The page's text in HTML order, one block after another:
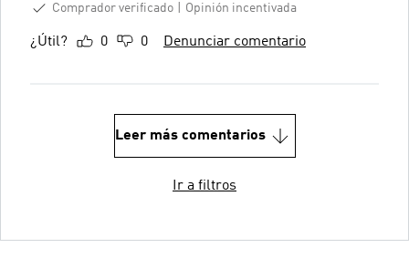
Comprador verificado
Opinión incentivada
¿Útil? 0 0 Denunciar comentario
Leer más comentarios
Ir a filtros